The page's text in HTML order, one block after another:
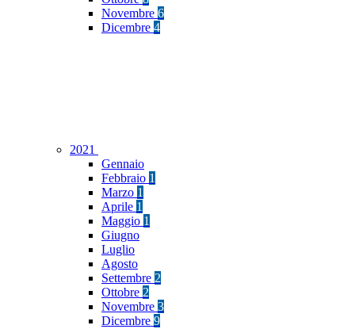
Novembre 6
Dicembre 4
2021
Gennaio
Febbraio 1
Marzo 1
Aprile 1
Maggio 1
Giugno
Luglio
Agosto
Settembre 2
Ottobre 2
Novembre 3
Dicembre 9